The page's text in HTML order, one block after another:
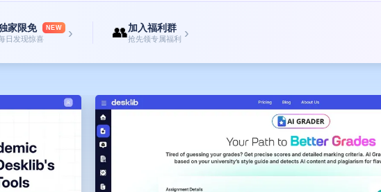
家限免 NEW
日发现惊喜 › 👥加入福利群
抢先领专属福利 ›